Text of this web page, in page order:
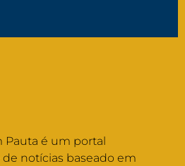
Pauta é um portal
notícias baseado em